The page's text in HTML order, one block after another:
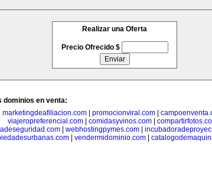
Realizar una Oferta
Precio Ofrecido $
dominios en venta:
marketingdeafiliacion.com| promocionviral.com|
viajeropreferencial.com
comidasyvinos.com
| webhostingpymes.com|
vendermidominio.com